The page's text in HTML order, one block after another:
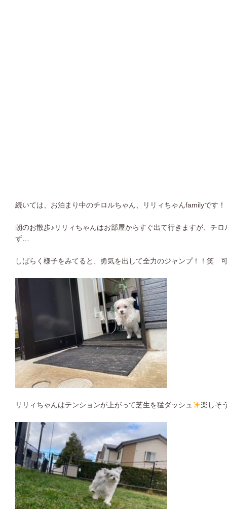
続いては、お泊まり中のチロルちゃん、リリィちゃんfamilyです！
朝のお散歩♪リリィちゃんはお部屋からすぐ出て行きますが、チ
ず…
しばらく様子をみてると、勇気を出して全力のジャンプ！！笑
リリィちゃんはテンションが上がって芝生を猛ダッシュ 楽しそ